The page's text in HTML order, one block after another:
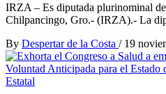
IRZA – Es diputada plurinominal
Chilpancingo, Gro.- (IRZA).- La
By Despertar de la Costa / 19
Estatal